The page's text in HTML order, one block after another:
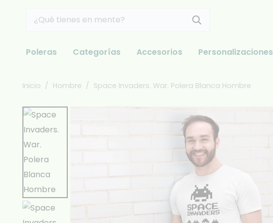
Poleras Categorías Accesorios Personalizaciones
Inicio / Hombre / Space Invaders. War. Polera Blanca Hombre